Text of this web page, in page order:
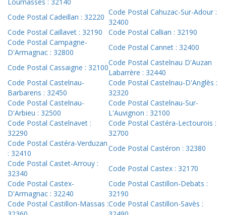
Loumassès : 32140
Code Postal Cadeillan : 32220
Code Postal Cahuzac-Sur-Adour :
32400
Code Postal Caillavet : 32190
Code Postal Callian : 32190
Code Postal Campagne-
D'Armagnac : 32800
Code Postal Cannet : 32400
Code Postal Cassaigne : 32100
Code Postal Castelnau D'Auzan
Labarrère : 32440
Code Postal Castelnau-
Barbarens : 32450
Code Postal Castelnau-D'Anglès :
32320
Code Postal Castelnau-
D'Arbieu : 32500
Code Postal Castelnau-Sur-
L'Auvignon : 32100
Code Postal Castelnavet :
32290
Code Postal Castéra-Lectourois :
32700
Code Postal Castéra-Verduzan
: 32410
Code Postal Castéron : 32380
Code Postal Castet-Arrouy :
32340
Code Postal Castex : 32170
Code Postal Castex-
D'Armagnac : 32240
Code Postal Castillon-Debats :
32190
Code Postal Castillon-Massas :Code Postal Castillon-Savès :